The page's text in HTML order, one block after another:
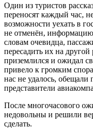
Один из туристов
переносят каждый час,
возможности уехать в
не отменён,
словам очевидца,
пересадить их на
приземлился и ожидал
привело к громким
нас не удалось, обещали
представители
После многочасового
недовольны и решили
сделать.